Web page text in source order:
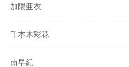
加隈亜衣
千本木彩花
南早紀